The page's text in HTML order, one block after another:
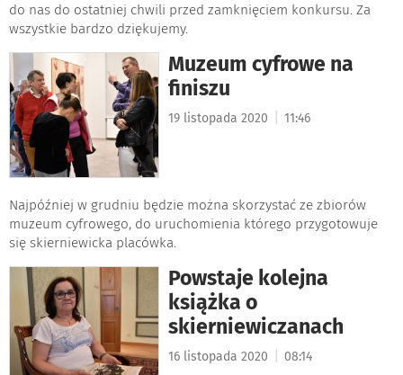
do nas do ostatniej chwili przed zamknięciem konkursu. Za
wszystkie bardzo dziękujemy.
Muzeum cyfrowe na
finiszu
19 listopada 2020 11:46
Najpóźniej w grudniu będzie można skorzystać ze zbiorów
muzeum cyfrowego, do uruchomienia którego przygotowuje
się skierniewicka placówka.
Powstaje kolejna
książka o
skierniewiczanach
16 listopada 2020 08:14